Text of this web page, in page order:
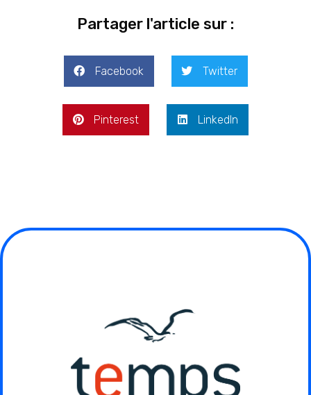
Partager l'article sur :
Facebook Twitter
Pinterest LinkedIn
Autres actualités